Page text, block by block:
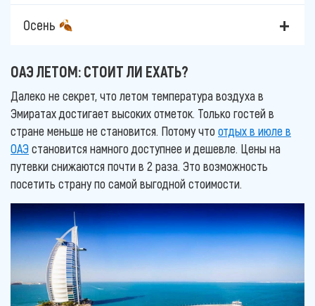
Осень
ОАЭ ЛЕТОМ: СТОИТ ЛИ ЕХАТЬ?
Далеко не секрет, что летом температура воздуха в
Эмиратах достигает высоких отметок. Только гостей в
стране меньше не становится. Потому что отдых в июле в
ОАЭстановится намного доступнее и дешевле. Цены на
путевки снижаются почти в 2 раза. Это возможность
посетить страну по самой выгодной стоимости.